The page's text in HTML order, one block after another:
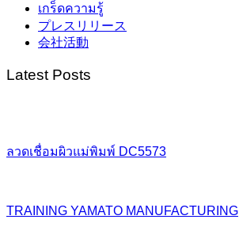
เกร็ดความรู้
プレスリリース
会社活動
Latest Posts
ลวดเชื่อมผิวแม่พิมพ์ DC5573
TRAINING YAMATO MANUFACTURING